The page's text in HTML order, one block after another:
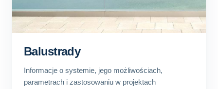
Balustrady
Informacje o systemie, jego możliwościach,
parametrach i zastosowaniu w projektach